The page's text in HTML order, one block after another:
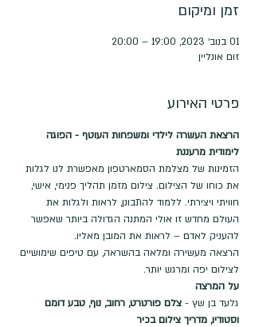
זמן ומיקום
01 בנוב׳ 2023, 19:00 – 20:00
זום אונליין
פרטי האירוע
הרצאת העשרה לילדי ומשפחות העוטף - הפוגה
לימודית מרעננת
הזמינות של מצלמת הסמארטפון מאפשרת לנו לגלות
את כוחו של הצילום. צילום מזמן תהליך פנימי, אישי,
חוויתי ויצירתי. ללמוד להתבונן, לראות ולגלות את
העולם מחדש זו אולי המתנה הגדולה ביותר שאפשר
להעניק לאדם – לראות את המובן מאליו.
הרצאה מעשירה ומלאה בהשראה, עם טיפים שימושיים
לצילום יפה ומרגש יותר.
על המרצה
גלעד בן שץ - צלם פורטרט, רחוב, נוף, טבע דומם
וסטודיו, מדריך צילום בכיר